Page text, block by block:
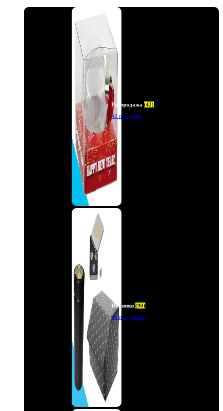
Распродажа (42)
42 продукта
Новинки (90)
90 продуктов